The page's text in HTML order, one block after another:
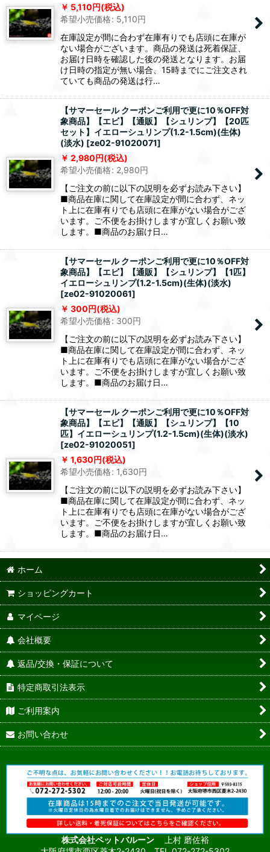
5,110円(税込)
希望小売価格: 5,110円
在庫設定が間に合わず在庫有りでも店頭に在庫が
ない場合がございます。商品の発送は死着保証、
お届け日時を確認した後の発送となります。お届
け日時の指定が無い場合、15時までにご注文され
ていても商品の発送は行…
【サマーセール クーポンご利用で更に10％OFF対
象商品】【エビ】【通販】【シュリンプ】【20匹
セット】イエローシュリンプ(1.2-1.5cm)(生体)
(淡水) [ze02-91020071]
2,980円(税込)
希望小売価格: 2,980円
【ご注文の前に以下の説明を必ずお読み下さい】
■商品在庫に関して在庫設定が間に合わず、ネッ
ト上に在庫有りでも店頭に在庫がない場合がござ
います。ご不便をお掛けしますが宜しくお願い致
します。■商品のお届け日…
【サマーセール クーポンご利用で更に10％OFF対
象商品】【エビ】【通販】【シュリンプ】【1匹】
イエローシュリンプ(1.2-1.5cm)(生体)(淡水)
[ze02-91020061]
300円(税込)
希望小売価格: 300円
【ご注文の前に以下の説明を必ずお読み下さい】
■商品在庫に関して在庫設定が間に合わず、ネッ
ト上に在庫有りでも店頭に在庫がない場合がござ
います。ご不便をお掛けしますが宜しくお願い致
します。■商品のお届け日…
【サマーセール クーポンご利用で更に10％OFF対
象商品】【エビ】【通販】【シュリンプ】【10
匹】イエローシュリンプ(1.2-1.5cm)(生体)(淡水)
[ze02-91020051]
1,630円(税込)
希望小売価格: 1,630円
【ご注文の前に以下の説明を必ずお読み下さい】
■商品在庫に関して在庫設定が間に合わず、ネッ
ト上に在庫有りでも店頭に在庫がない場合がござ
います。ご不便をお掛けしますが宜しくお願い致
します。■商品のお届け日…
ホーム
ショッピングカート
マイページ
会社概要
返品/交換・保証について
特定商取引法表示
ご利用案内
お問い合わせ
株式会社ペットバルーン
上村 磨佐裕